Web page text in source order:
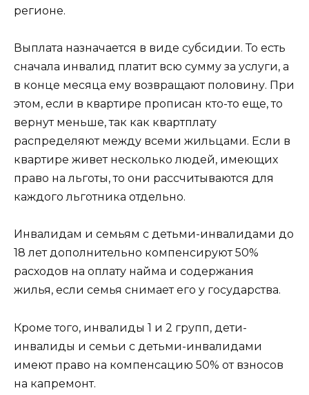
регионе.
Выплата назначается в виде субсидии. То есть
сначала инвалид платит всю сумму за услуги, а
в конце месяца ему возвращают половину. При
этом, если в квартире прописан кто-то еще, то
вернут меньше, так как квартплату
распределяют между всеми жильцами. Если в
квартире живет несколько людей, имеющих
право на льготы, то они рассчитываются для
каждого льготника отдельно.
Инвалидам и семьям с детьми-инвалидами до
18 лет дополнительно компенсируют 50%
расходов на оплату найма и содержания
жилья, если семья снимает его у государства.
Кроме того, инвалиды 1 и 2 групп, дети-
инвалиды и семьи с детьми-инвалидами
имеют право на компенсацию 50% от взносов
на капремонт.